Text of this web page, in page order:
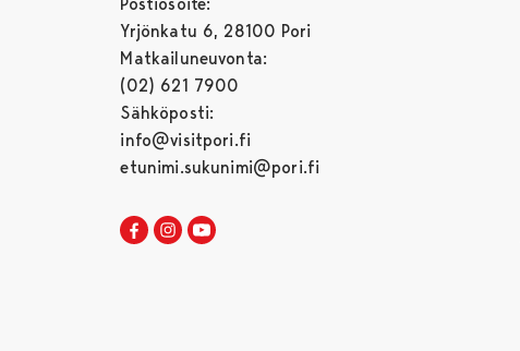
Yrjönkatu 6, 28100 Pori
Matkailuneuvonta:
(02) 621 7900
Sähköposti:
info@visitpori.fi
etunimi.sukunimi@pori.fi
Visit Pori Facebookissa
Avautuu uudessa välilehdessä
Visit Pori Instagrammissa
Avautuu uudessa välilehdessä